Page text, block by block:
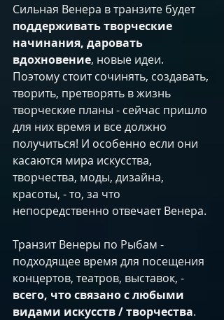
Сильная Венера в транзите будет
поддерживать творческие
начинания, даровать
вдохновение, новые идеи.
Поэтому стоит сочинять, создавать,
творить, претворять в жизнь
творческие планы - сейчас пришло
для них время и все должно
получиться! И особенно если они
касаются мира искусства,
творчества, моды, дизайна,
красоты, - то, за что
непосредственно отвечает Венера.
Транзит Венеры по Рыбам -
подходящее время для посещения
концертов, театров, выставок, -
всего, что связано с любыми
видами искусств / творчества.